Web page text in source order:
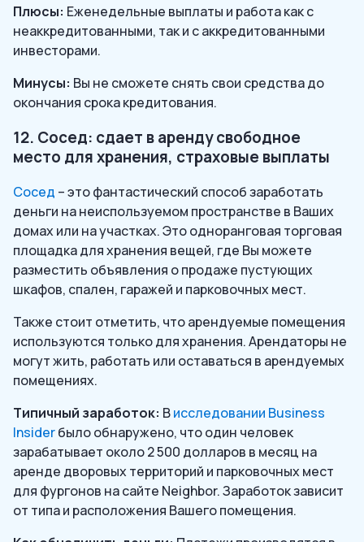
Плюсы: Еженедельные выплаты и работа как с
неаккредитованными, так и с аккредитованными
инвесторами.
Минусы: Вы не сможете снять свои средства до
окончания срока кредитования.
12. Сосед: сдает в аренду свободное
место для хранения, страховые выплаты
Сосед – это фантастический способ заработать
деньги на неиспользуемом пространстве в Ваших
домах или на участках. Это одноранговая торговая
площадка для хранения вещей, где Вы можете
разместить объявления о продаже пустующих
шкафов, спален, гаражей и парковочных мест.
Также стоит отметить, что арендуемые помещения
используются только для хранения. Арендаторы не
могут жить, работать или оставаться в арендуемых
помещениях.
Типичный заработок: Висследовании Business
Insiderбыло обнаружено, что один человек
зарабатывает около 2 500 долларов в месяц на
аренде дворовых территорий и парковочных мест
для фургонов на сайте Neighbor. Заработок зависит
от типа и расположения Вашего помещения.